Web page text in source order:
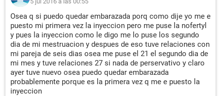
Osea q si puedo quedar embarazada porq como dije yo me e
puesto mi primera vez la inyeccion pero me puse la nofertyl
y pues la inyeccion como le digo me lo puse los segundo
dia de mi mestruacion y despues de eso tuve relaciones con
mi pareja de seis dias osea me puse el 21 el segundo dia de
mi mes y tuve relaciones 27 si nada de perservativo y claro
ayer tuve nuevo osea puedo quedar embarazada
probablemente porque es la primera vez q me e puesto la
inyeccion